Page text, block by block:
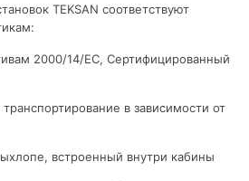
TEKSAN соответствуют
2000/14/EC, Сертифицированный
в зависимости от
встроенный внутри кабины